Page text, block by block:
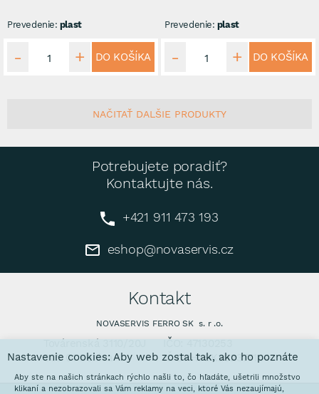
Prevedenie: plast
DO KOŠÍKA
Prevedenie: plast
DO KOŠÍKA
NAČITAŤ DALŠIE PRODUKTY
Potrebujete poradiť?
Kontaktujte nás.
+421 911 473 193
eshop@novaservis.cz
Kontakt
NOVASERVIS FERRO SK s. r .o.
Továrenská 3110/20J
905 01 Senica
IČO: 47130253
IČ DPH: SK2023771640
Nastavenie cookies: Aby web zostal tak, ako ho poznáte
Aby ste na našich stránkach rýchlo našli to, čo hľadáte, ušetrili množstvo
klikaní a nezobrazovali sa Vám reklamy na veci, ktoré Vás nezaujímajú,